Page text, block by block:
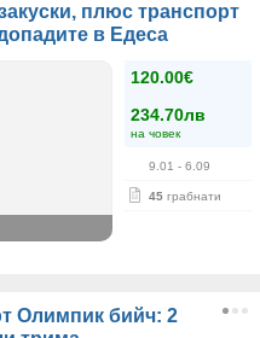
плюс транспорт
в Едеса
120.00€
234.70лв
на човек
9.01 - 6.09
45 грабнати
Олимпик бийч: 2